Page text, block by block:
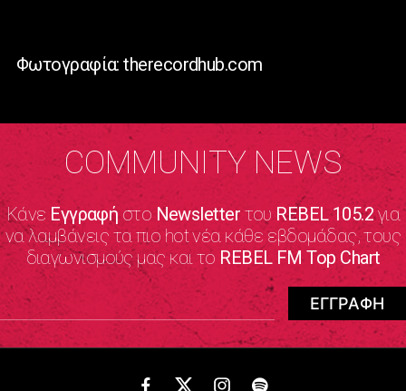
Φωτογραφία: therecordhub.com
COMMUNITY NEWS
Κάνε Εγγραφήστο NewsletterτουREBEL 105.2για
να λαμβάνεις τα πιο hot νέα κάθε εβδομάδας, τους
διαγωνισμούς μας και το REBEL FM Top Chart